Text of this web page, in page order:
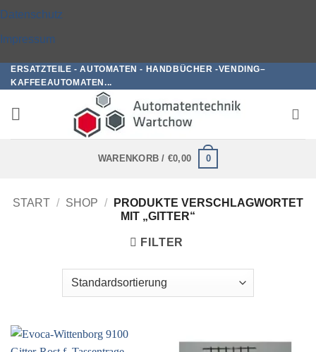
Datenschutz
Impressum
Zum
Inhalt
springen
ERSATZTEILE - AUTOMATEN - HANDBÜCHER -VENDING–
KAFFEEAUTOMATEN...
WARENKORB / €0,00 0
START / SHOP /
PRODUKTE VERSCHLAGWORTET
MIT „GITTER“
FILTER